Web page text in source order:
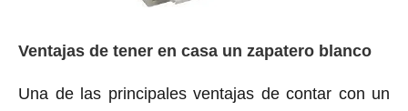
Ventajas de tener en casa un zapatero blanco
Una de las principales ventajas de contar con un